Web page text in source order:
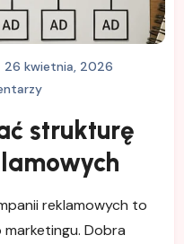
26 kwietnia, 2026
strukturę
reklamowych to
Dobra